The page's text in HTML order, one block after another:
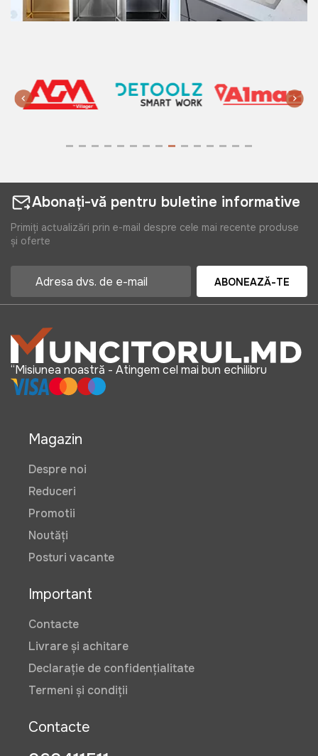
Abonați-vă pentru buletine informative
Primiți actualizări prin e-mail despre cele mai recente produse
și oferte
ABONEAZĂ-TE
“Misiunea noastră - Atingem cel mai bun echilibru
Magazin
Despre noi
Reduceri
Promotii
Noutăți
Posturi vacante
Important
Contacte
Livrare și achitare
Declarație de confidențialitate
Termeni și condiții
Contacte